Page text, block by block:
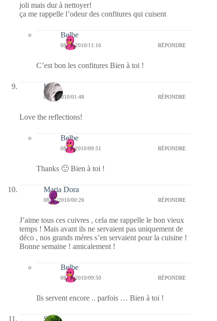
joli mais dur à nettoyer!
ça me rappelle l’odeur des confitures qui cuisent
Belbe
08/02/2010/11:16 RÉPONDRE
C’est bon les confitures Bien à toi !
Kala
08/02/2010/01:48 RÉPONDRE
Love the reflections!
Belbe
08/02/2010/09:51 RÉPONDRE
Thanks 🙂 Bien à toi !
Maria Dora
08/02/2010/00:26 RÉPONDRE
J’aime tous ces cuivres , cela me rappelle le bon vieux
temps ! Mais avant ils ne servaient pas uniquement de
déco , nos grands méres s’en servaient pour la cuisine !
Bonne semaine ! amicalement !
Belbe
08/02/2010/09:50 RÉPONDRE
Ils servent encore .. parfois … Bien à toi !
S